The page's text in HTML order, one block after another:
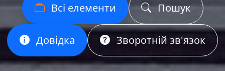
Всі елементи Пошук
Довідка Зворотній зв'язок